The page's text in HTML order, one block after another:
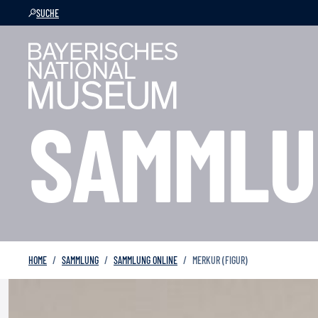
SUCHE
HOME SAMMLUNG SAMMLUNG ONLINE MERKUR (FIGUR)